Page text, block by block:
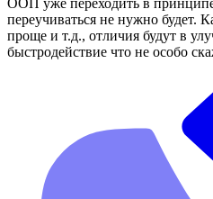
переучиваться не нужно будет.
проще и т.д., отличия будут в
быстродействие что не особо